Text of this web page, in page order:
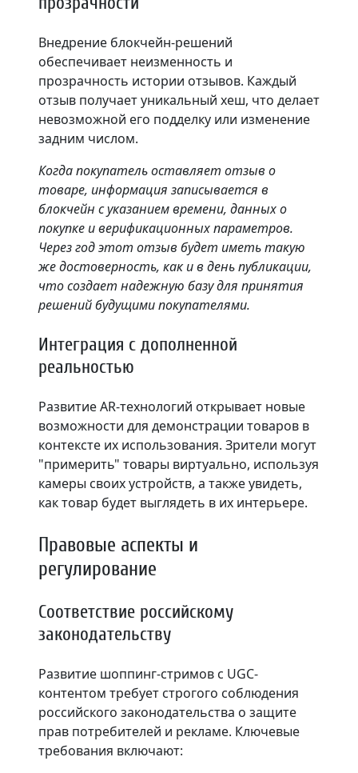
Внедрение блокчейн-решений
обеспечивает неизменность и
прозрачность истории отзывов. Каждый
отзыв получает уникальный хеш, что делает
невозможной его подделку или изменение
задним числом.
Когда покупатель оставляет отзыв о
товаре, информация записывается в
блокчейн с указанием времени, данных о
покупке и верификационных параметров.
Через год этот отзыв будет иметь такую
же достоверность, как и в день публикации,
что создает надежную базу для принятия
решений будущими покупателями.
Интеграция с дополненной
реальностью
Развитие AR-технологий открывает новые
возможности для демонстрации товаров в
контексте их использования. Зрители могут
"примерить" товары виртуально, используя
камеры своих устройств, а также увидеть,
как товар будет выглядеть в их интерьере.
Правовые аспекты и
регулирование
Соответствие российскому
законодательству
Развитие шоппинг-стримов с UGC-
контентом требует строгого соблюдения
российского законодательства о защите
прав потребителей и рекламе. Ключевые
требования включают: